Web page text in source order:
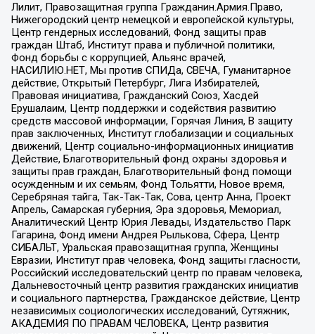
Лилит, Правозащитная группа Гражданин.Армия.Право,
Нижегородский центр немецкой и европейской культуры,
Центр гендерных исследований, Фонд защиты прав
граждан Штаб, Институт права и публичной политики,
Фонд борьбы с коррупцией, Альянс врачей,
НАСИЛИЮ.НЕТ, Мы против СПИДа, СВЕЧА, Гуманитарное
действие, Открытый Петербург, Лига Избирателей,
Правовая инициатива, Гражданский Союз, Хасдей
Ерушалаим, Центр поддержки и содействия развитию
средств массовой информации, Горячая Линия, В защиту
прав заключенных, Институт глобализации и социальных
движений, Центр социально-информационных инициатив
Действие, Благотворительный фонд охраны здоровья и
защиты прав граждан, Благотворительный фонд помощи
осужденным и их семьям, Фонд Тольятти, Новое время,
Серебряная тайга, Так-Так-Так, Сова, центр Анна, Проект
Апрель, Самарская губерния, Эра здоровья, Мемориал,
Аналитический Центр Юрия Левады, Издательство Парк
Гагарина, Фонд имени Андрея Рылькова, Сфера, Центр
СИБАЛЬТ, Уральская правозащитная группа, Женщины
Евразии, Институт прав человека, Фонд защиты гласности,
Российский исследовательский центр по правам человека,
Дальневосточный центр развития гражданских инициатив
и социального партнерства, Гражданское действие, Центр
независимых социологических исследований, Сутяжник,
АКАДЕМИЯ ПО ПРАВАМ ЧЕЛОВЕКА, Центр развития